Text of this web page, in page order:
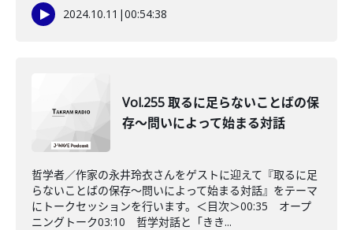
2024.10.11 |00:54:38
Vol.255 取るに足らないことばの保
存～問いによって始まる対話
哲学者／作家の永井玲衣さんをゲストに迎えて『取るに足
らないことばの保存～問いによって始まる対話』をテーマ
にトークセッションを行います。＜目次＞00:35 オープ
ニングトーク03:10 哲学対話と「きき...